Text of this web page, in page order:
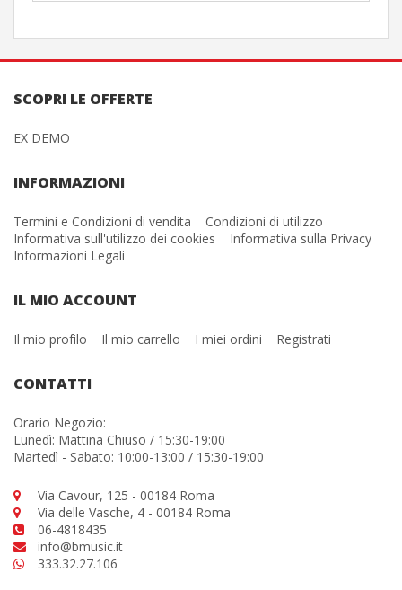
SCOPRI LE OFFERTE
EX DEMO
INFORMAZIONI
Termini e Condizioni di vendita
Condizioni di utilizzo
Informativa sull'utilizzo dei cookies
Informativa sulla Privacy
Informazioni Legali
IL MIO ACCOUNT
Il mio profilo Il mio carrello I miei ordini Registrati
CONTATTI
Orario Negozio:
Lunedì: Mattina Chiuso / 15:30-19:00
Martedì - Sabato: 10:00-13:00 / 15:30-19:00
Via Cavour, 125 - 00184 Roma
Via delle Vasche, 4 - 00184 Roma
06-4818435
info@bmusic.it
333.32.27.106